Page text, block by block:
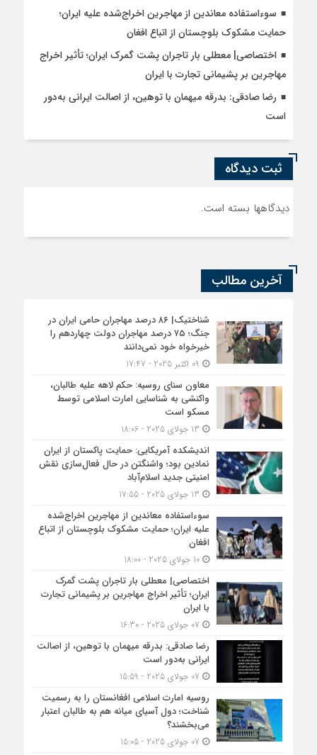
سوءاستفاده معاندین از مهاجرین اخراج‌شده علیه ایران؛
حمایت مشکوک بلوچستان از اتباع افغان
اختصاصی| معطلی بار تاجران پشت گمرک ایران؛ تأثیر اخراج
مهاجرین بر پشیمانی تجارت با ایران
رضا صادقی: بدرقه میهمان با توهین، از اصالت ایرانی به‌دور
است
ثبت دیدگاه
دیدگاهها بسته است.
آخرین مطالب
شناختیک| ۸۶ درصد مهاجران حامی ایران در
جنگ؛ ۷۵ درصد مهاجران دولت چهاردهم را
خیرخواه خود نمی‌دانند
معاون سنای روسیه: حکم لاهه علیه طالبان،
واکنشی به شناسایی امارت اسلامی توسط
مسکو است
اندیشکده آمریکایی: حمایت پاکستان از ایران
نمادین بود؛ واشنگتن در حال فعال‌سازی نقش
امنیتی جدید اسلام‌آباد
سوءاستفاده معاندین از مهاجرین اخراج‌شده
علیه ایران؛ حمایت مشکوک بلوچستان از اتباع
افغان
10 جولای 2025 - 18:00
اختصاصی| معطلی بار تاجران پشت گمرک
ایران؛ تأثیر اخراج مهاجرین بر پشیمانی تجارت
با ایران
رضا صادقی: بدرقه میهمان با توهین، از اصالت
ایرانی به‌دور است
روسیه امارت اسلامی افغانستان را به رسمیت
شناخت؛ دول آسیای میانه هم به طالبان اعتبار
می‎‌بخشند؟